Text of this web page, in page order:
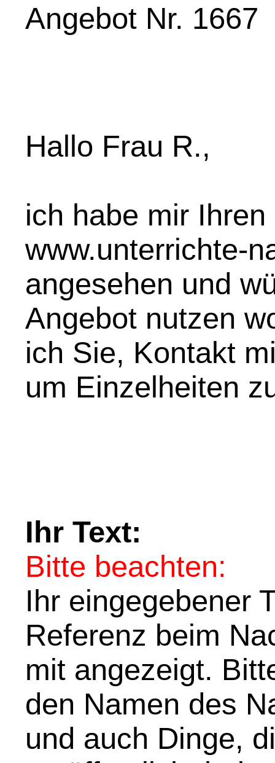
Angebot Nr. 1667
Hallo Frau R.,
ich habe mir
www.unterrichte-
angesehen und
Angebot nutzen
ich Sie, Kontakt
um Einzelheiten
Ihr Text:
Bitte beachten:
Ihr eingegebener
Referenz beim
mit angezeigt.
den Namen des
und auch Dinge,